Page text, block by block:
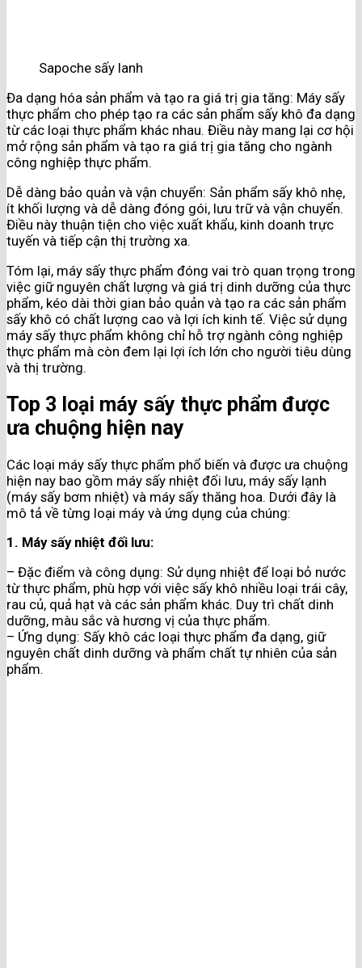
Sapoche sấy lanh
Đa dạng hóa sản phẩm và tạo ra giá trị gia tăng: Máy sấy
thực phẩm cho phép tạo ra các sản phẩm sấy khô đa dạng
từ các loại thực phẩm khác nhau. Điều này mang lại cơ hội
mở rộng sản phẩm và tạo ra giá trị gia tăng cho ngành
công nghiệp thực phẩm.
Dễ dàng bảo quản và vận chuyển: Sản phẩm sấy khô nhẹ,
ít khối lượng và dễ dàng đóng gói, lưu trữ và vận chuyển.
Điều này thuận tiện cho việc xuất khẩu, kinh doanh trực
tuyến và tiếp cận thị trường xa.
Tóm lại, máy sấy thực phẩm đóng vai trò quan trọng trong
việc giữ nguyên chất lượng và giá trị dinh dưỡng của thực
phẩm, kéo dài thời gian bảo quản và tạo ra các sản phẩm
sấy khô có chất lượng cao và lợi ích kinh tế. Việc sử dụng
máy sấy thực phẩm không chỉ hỗ trợ ngành công nghiệp
thực phẩm mà còn đem lại lợi ích lớn cho người tiêu dùng
và thị trường.
Top 3 loại máy sấy thực phẩm được
ưa chuộng hiện nay
Các loại máy sấy thực phẩm phổ biến và được ưa chuộng
hiện nay bao gồm máy sấy nhiệt đối lưu, máy sấy lạnh
(máy sấy bơm nhiệt) và máy sấy thăng hoa. Dưới đây là
mô tả về từng loại máy và ứng dụng của chúng:
1. Máy sấy nhiệt đối lưu:
– Đặc điểm và công dụng: Sử dụng nhiệt để loại bỏ nước
từ thực phẩm, phù hợp với việc sấy khô nhiều loại trái cây,
rau củ, quả hạt và các sản phẩm khác. Duy trì chất dinh
dưỡng, màu sắc và hương vị của thực phẩm.
– Ứng dụng: Sấy khô các loại thực phẩm đa dạng, giữ
nguyên chất dinh dưỡng và phẩm chất tự nhiên của sản
phẩm.